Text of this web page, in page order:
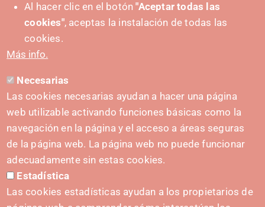
PUSHED FORWARD BY:
CONTACT
hola@irisnavarra.com
(+34) 628 23 12 32
C. del Sadar, 31006 Pamplona
Contact form
Press Kit
Al hacer clic en el botón"Aceptar todas las
cookies", aceptas la instalación de todas las
cookies.
Más info.
Necesarias
Las cookies necesarias ayudan a hacer una página
web utilizable activando funciones básicas como la
navegación en la página y el acceso a áreas seguras
de la página web. La página web no puede funcionar
adecuadamente sin estas cookies.
Estadística
Las cookies estadísticas ayudan a los propietarios de